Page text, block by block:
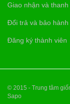
Giao nhận và thanh
Đổi trả và bảo hành
Đăng ký thành viên
© 2015 - Trung tâm
Sapo